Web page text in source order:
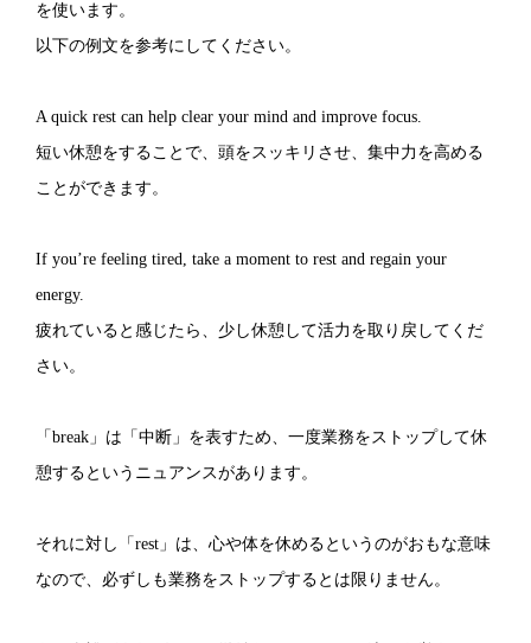
を使います。
以下の例文を参考にしてください。
A quick rest can help clear your mind and improve focus.
短い休憩をすることで、頭をスッキリさせ、集中力を高める
ことができます。
If you’re feeling tired, take a moment to rest and regain your
energy.
疲れていると感じたら、少し休憩して活力を取り戻してくだ
さい。
「break」は「中断」を表すため、一度業務をストップして休
憩するというニュアンスがあります。
それに対し「rest」は、心や体を休めるというのがおもな意味
なので、必ずしも業務をストップするとは限りません。